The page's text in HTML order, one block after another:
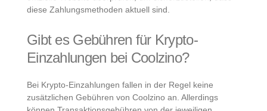
diese Zahlungsmethoden aktuell sind.
Gibt es Gebühren für Krypto-
Einzahlungen bei Coolzino?
Bei Krypto-Einzahlungen fallen in der Regel keine
zusätzlichen Gebühren von Coolzino an. Allerdings